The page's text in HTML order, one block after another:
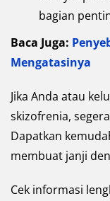
bagian
Baca Juga:
Mengatasinya
Jika Anda atau
skizofrenia,
Dapatkan
membuat janji
Cek informasi